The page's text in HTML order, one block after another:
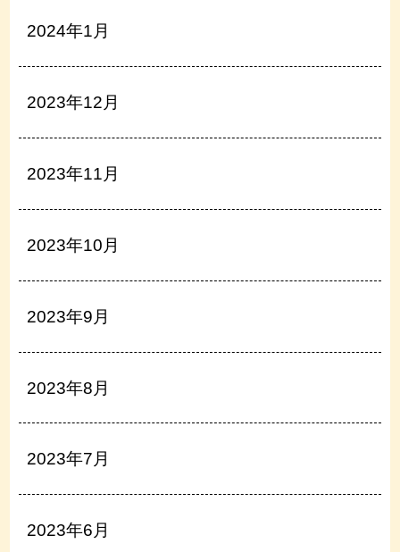
2024年1月
2023年12月
2023年11月
2023年10月
2023年9月
2023年8月
2023年7月
2023年6月